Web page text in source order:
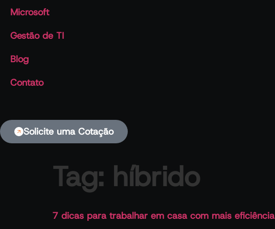
Microsoft
Gestão de TI
Blog
Contato
Solicite uma Cotação
Tag: híbrido
7 dicas para trabalhar em casa com mais eficiência